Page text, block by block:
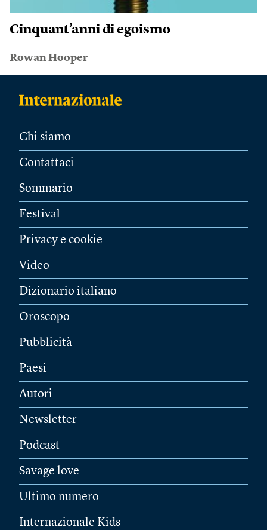
Cinquant’anni di egoismo
Rowan Hooper
Chi siamo
Contattaci
Sommario
Festival
Privacy e cookie
Video
Dizionario italiano
Oroscopo
Pubblicità
Paesi
Autori
Newsletter
Podcast
Savage love
Ultimo numero
Internazionale Kids